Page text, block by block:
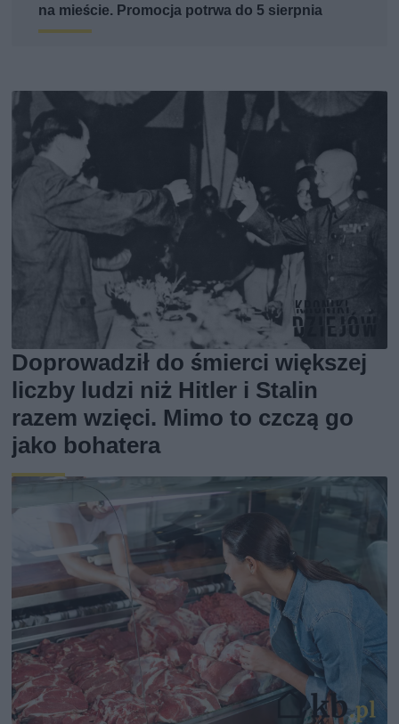
na mieście. Promocja potrwa do 5 sierpnia
Doprowadził do śmierci większej
liczby ludzi niż Hitler i Stalin
razem wzięci. Mimo to czczą go
jako bohatera